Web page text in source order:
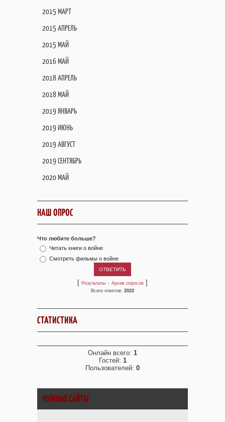
2015 МАРТ
2015 АПРЕЛЬ
2015 МАЙ
2016 МАЙ
2018 АПРЕЛЬ
2018 МАЙ
2019 ЯНВАРЬ
2019 ИЮНЬ
2019 АВГУСТ
2019 СЕНТЯБРЬ
2020 МАЙ
НАШ ОПРОС
Что любите больше?
Читать книги о войне
Смотреть фильмы о войне
[ Результаты · Архив опросов ]
Всего ответов: 2022
СТАТИСТИКА
Онлайн всего: 1
Гостей: 1
Пользователей: 0
НУЖНЫЕ САЙТЫ